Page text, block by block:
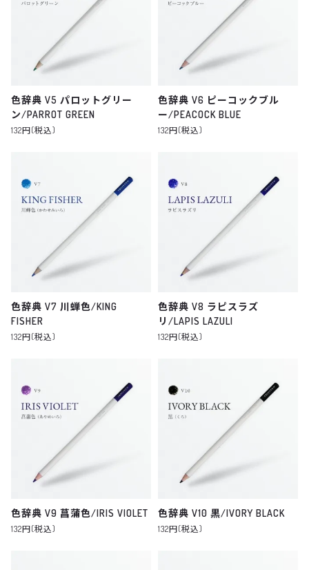
色辞典 V5 パロットグリー
ン/PARROT GREEN
132円(税込)
色辞典 V6 ピーコックブル
ー/PEACOCK BLUE
132円(税込)
色辞典 V7 川蝉色/KING
FISHER
132円(税込)
色辞典 V8 ラピスラズ
リ/LAPIS LAZULI
132円(税込)
色辞典 V9 菖蒲色/IRIS VIOLET
132円(税込)
色辞典 V10 黒/IVORY BLACK
132円(税込)